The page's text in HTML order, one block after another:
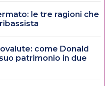
le tre ragioni che
come Donald
patrimonio in due